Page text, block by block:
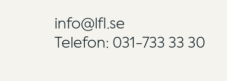
info@lfl.se
Telefon: 031-733 33 30